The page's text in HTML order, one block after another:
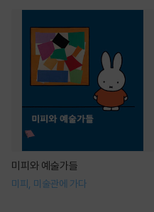
미피와 예술가들
미피, 미술관에 가다